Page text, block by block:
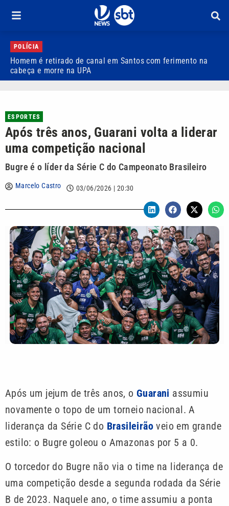
POLÍCIA
Homem é retirado de canal em Santos com ferimento na
cabeça e morre na UPA
ESPORTES
Após três anos, Guarani volta a liderar
uma competição nacional
Bugre é o líder da Série C do Campeonato Brasileiro
Marcelo Castro 03/06/2026 | 20:30
Após um jejum de três anos, o Guarani assumiu
novamente o topo de um torneio nacional. A
liderança da Série C do Brasileirãoveio em grande
estilo: o Bugre goleou o Amazonas por 5 a 0.
O torcedor do Bugre não via o time na liderança de
uma competição desde a segunda rodada da Série
B de 2023. Naquele ano, o time assumiu a ponta